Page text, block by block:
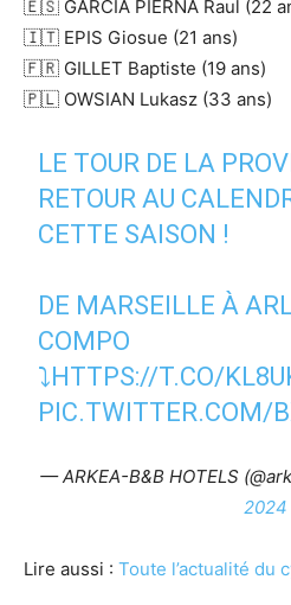
🇪🇸 GARCIA PIERNA Raul (22
🇮🇹 EPIS Giosue (21 ans)
🇫🇷 GILLET Baptiste (19 ans)
🇵🇱 OWSIAN Lukasz (33 ans)
LE TOUR DE LA
RETOUR AU
CETTE SAISON !
DE MARSEILLE À
COMPO
⤵️HTTPS://T.CO/
PIC.TWITTER.COM/
— ARKEA-B&B HOTELS
2024
Lire aussi : Toute l’actualité du